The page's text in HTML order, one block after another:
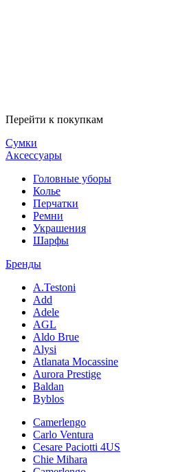
Перейти к покупкам
Сумки
Аксессуары
Головные уборы
Колье
Перчатки
Ремни
Украшения
Шарфы
Бренды
A.Testoni
Add
Adele
AGL
Aldo Brue
Alysi
Atlanata Mocassine
Aurora Prestige
Baldan
Byblos
Camerlengo
Carlo Ventura
Cesare Paciotti 4US
Chie Mihara